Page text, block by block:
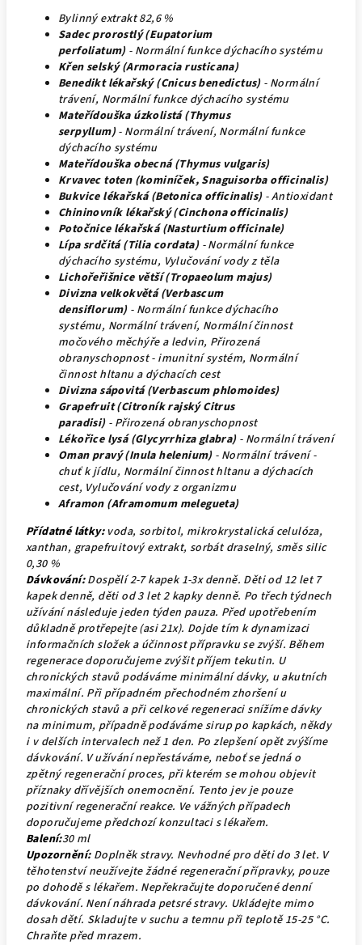
Bylinný extrakt 82,6 %
Sadec prorostlý (Eupatorium
perfoliatum)- Normální funkce dýchacího systému
Křen selský (Armoracia rusticana)
Benedikt lékařský (Cnicus benedictus)- Normální
trávení, Normální funkce dýchacího systému
Mateřídouška úzkolistá (Thymus
serpyllum)- Normální trávení, Normální funkce
dýchacího systému
Mateřídouška obecná (Thymus vulgaris)
Krvavec toten (kominíček, Snaguisorba officinalis)
Bukvice lékařská (Betonica officinalis)- Antioxidant
Chininovník lékařský (Cinchona officinalis)
Potočnice lékařská (Nasturtium officinale)
Lípa srdčitá (Tilia cordata)- Normální funkce
dýchacího systému, Vylučování vody z těla
Lichořeřišnice větší (Tropaeolum majus)
Divizna velkokvětá (Verbascum
densiflorum)- Normální funkce dýchacího
systému, Normální trávení, Normální činnost
močového měchýře a ledvin, Přirozená
obranyschopnost - imunitní systém, Normální
činnost hltanu a dýchacích cest
Divizna sápovitá (Verbascum phlomoides)
Grapefruit (Citroník rajský Citrus
paradisi)- Přirozená obranyschopnost
Lékořice lysá (Glycyrrhiza glabra)- Normální trávení
Oman pravý (Inula helenium)- Normální trávení -
chuť k jídlu, Normální činnost hltanu a dýchacích
cest, Vylučování vody z organizmu
Aframon (Aframomum melegueta)
Přídatné látky:voda, sorbitol, mikrokrystalická celulóza,
xanthan, grapefruitový extrakt, sorbát draselný, směs silic
0,30 %
Dávkování:Dospělí 2-7 kapek 1-3x denně. Děti od 12 let 7
kapek denně, děti od 3 let 2 kapky denně. Po třech týdnech
užívání následuje jeden týden pauza. Před upotřebením
důkladně protřepejte (asi 21x). Dojde tím k dynamizaci
informačních složek a účinnost přípravku se zvýší. Během
regenerace doporučujeme zvýšit příjem tekutin. U
chronických stavů podáváme minimální dávky, u akutních
maximální. Při případném přechodném zhoršení u
chronických stavů a při celkové regeneraci snížíme dávky
na minimum, případně podáváme sirup po kapkách, někdy
i v delších intervalech než 1 den. Po zlepšení opět zvýšíme
dávkování. V užívání nepřestáváme, neboť se jedná o
zpětný regenerační proces, při kterém se mohou objevit
příznaky dřívějších onemocnění. Tento jev je pouze
pozitivní regenerační reakce. Ve vážných případech
doporučujeme předchozí konzultaci s lékařem.
Balení:30 ml
Upozornění: Doplněk stravy. Nevhodné pro děti do 3 let. V
těhotenství neužívejte žádné regenerační přípravky, pouze
po dohodě s lékařem. Nepřekračujte doporučené denní
dávkování. Není náhrada petsré stravy. Ukládejte mimo
dosah dětí. Skladujte v suchu a temnu při teplotě 15-25 °C.
Chraňte před mrazem.